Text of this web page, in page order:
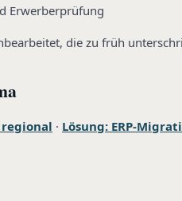
Erwerberprüfung
die zu früh
regional · Lösung: ERP-